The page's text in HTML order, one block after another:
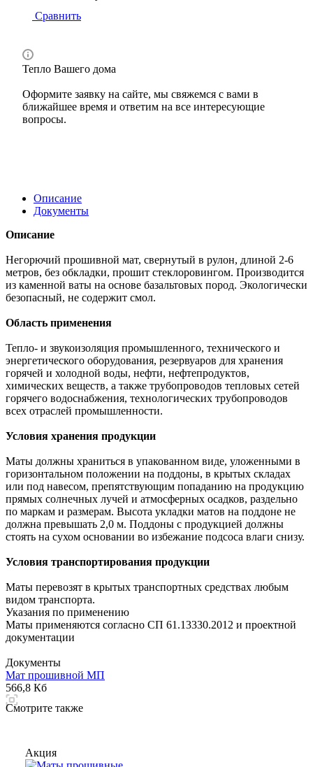
Сравнить
Тепло Вашего дома
Оформите заявку на сайте, мы свяжемся с вами в
ближайшее время и ответим на все интересующие
вопросы.
Описание
Документы
Описание
Негорючий прошивной мат, свернутый в рулон, длиной 2-6
метров, без обкладки, прошит стеклоровингом. Производится
из каменной ваты на основе базальтовых пород. Экологически
безопасный, не содержит смол.
Область применения
Тепло- и звукоизоляция промышленного, технического и
энергетического оборудования, резервуаров для хранения
горячей и холодной воды, нефти, нефтепродуктов,
химических веществ, а также трубопроводов тепловых сетей
горячего водоснабжения, технологических трубопроводов
всех отраслей промышленности.
Условия хранения продукции
Маты должны храниться в упакованном виде, уложенными в
горизонтальном положении на поддоны, в крытых складах
или под навесом, препятствующим попаданию на продукцию
прямых солнечных лучей и атмосферных осадков, раздельно
по маркам и размерам. Высота укладки матов на поддоне не
должна превышать 2,0 м. Поддоны с продукцией должны
стоять на сухом основании во избежание подсоса влаги снизу.
Условия транспортирования продукции
Маты перевозят в крытых транспортных средствах любым
видом транспорта.
Указания по применению
Маты применяются согласно СП 61.13330.2012 и проектной
документации
Документы
Мат прошивной МП
566,8 Кб
Смотрите также
Акция